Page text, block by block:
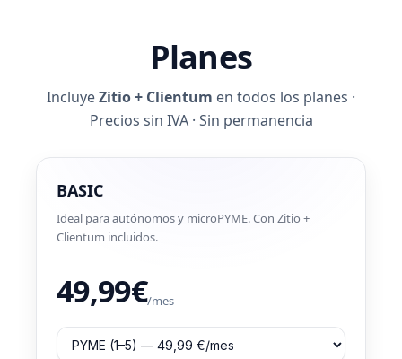
Planes
IncluyeZitio + Clientum en todos los planes ·
Precios sin IVA · Sin permanencia
BASIC
Ideal para autónomos y microPYME. Con Zitio +
Clientum incluidos.
49,99€/mes